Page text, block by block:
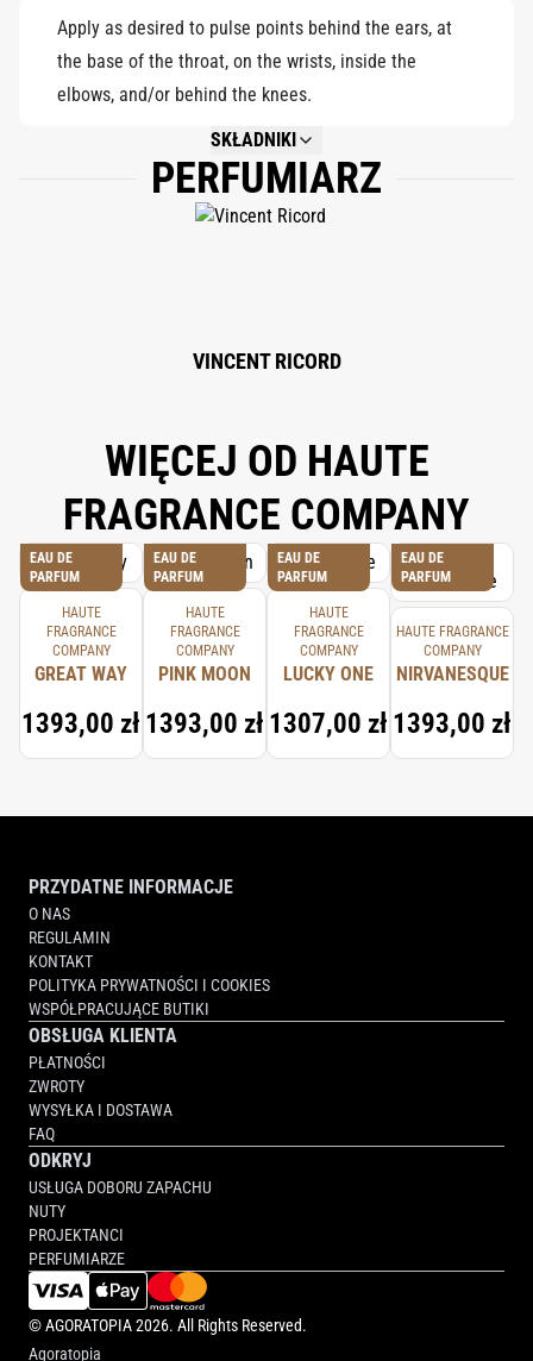
Apply as desired to pulse points behind the ears, at
the base of the throat, on the wrists, inside the
elbows, and/or behind the knees.
SKŁADNIKI
NOT AVAILABLE.
PERFUMIARZ
VINCENT RICORD
WIĘCEJ OD HAUTE
FRAGRANCE COMPANY
EAU DE
PARFUM
HAUTE
FRAGRANCE
COMPANY
GREAT WAY
1393,00 zł
EAU DE
PARFUM
HAUTE
FRAGRANCE
COMPANY
PINK MOON
1393,00 zł
EAU DE
PARFUM
HAUTE
FRAGRANCE
COMPANY
LUCKY ONE
1307,00 zł
EAU DE
PARFUM
HAUTE FRAGRANCE
COMPANY
NIRVANESQUE
1393,00 zł
PRZYDATNE INFORMACJE
O NAS
REGULAMIN
KONTAKT
POLITYKA PRYWATNOŚCI I COOKIES
WSPÓŁPRACUJĄCE BUTIKI
OBSŁUGA KLIENTA
PŁATNOŚCI
ZWROTY
WYSYŁKA I DOSTAWA
FAQ
ODKRYJ
USŁUGA DOBORU ZAPACHU
NUTY
PROJEKTANCI
PERFUMIARZE
©AGORATOPIA2026. All Rights Reserved.
Agoratopia